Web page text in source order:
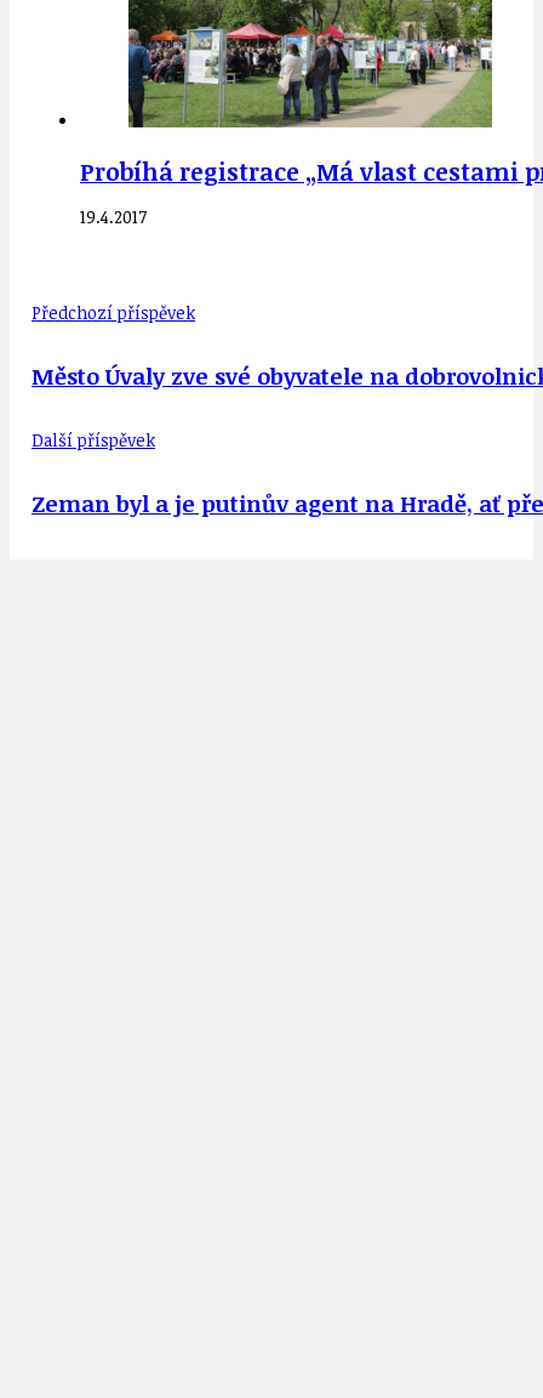
Probíhá registrace „Má vlast cestami
19.4.2017
Předchozí příspěvek
Město Úvaly zve své obyvatele na
Další příspěvek
Zeman byl a je putinův agent na Hradě, ať